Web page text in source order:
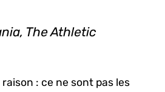
The Athletic
: ce ne sont pas les